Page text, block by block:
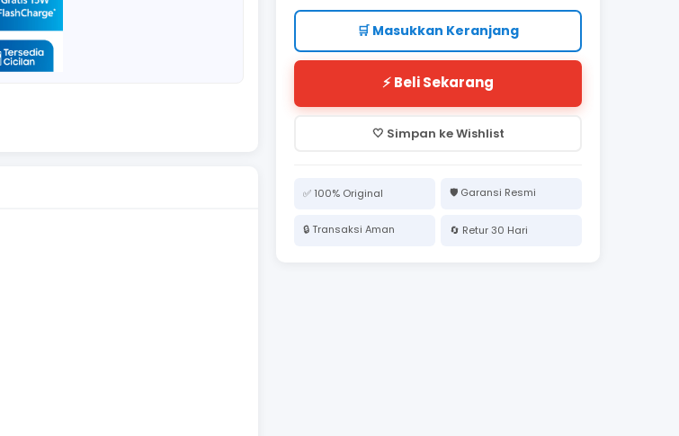
🛒 Masukkan Keranjang
⚡ Beli Sekarang
🤍 Simpan ke Wishlist
✅ 100% Original 🛡️ Garansi Resmi
🔒 Transaksi Aman 🔄 Retur 30 Hari